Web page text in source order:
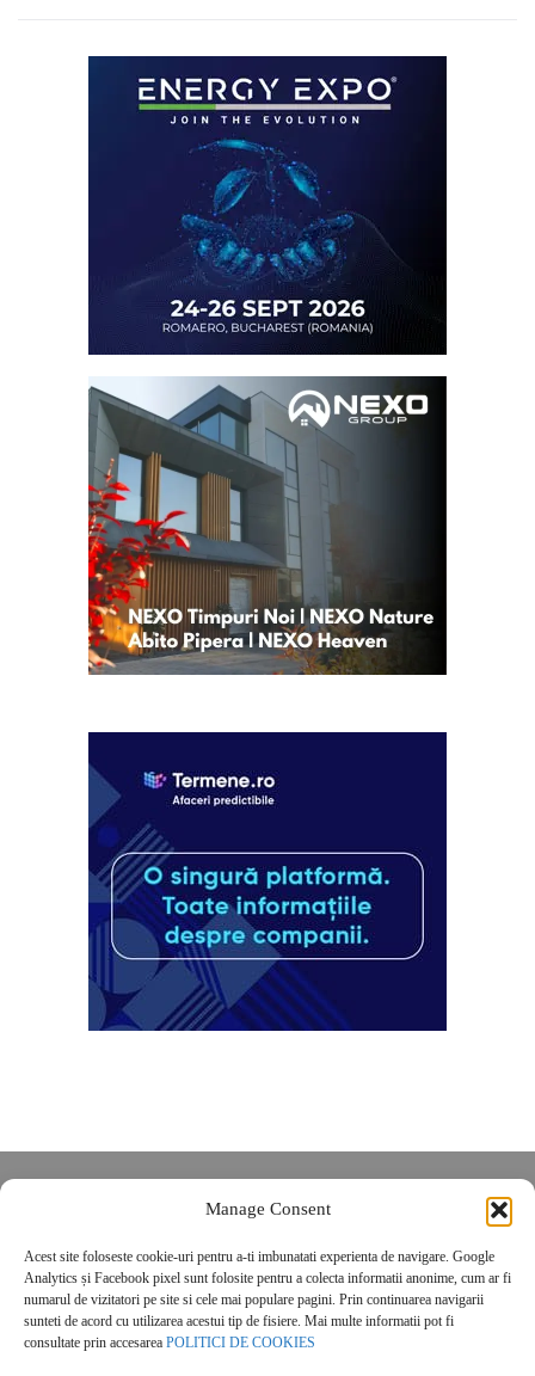
Manage Consent
Acest site foloseste cookie-uri pentru a-ti imbunatati experienta de navigare. Google
Analytics și Facebook pixel sunt folosite pentru a colecta informatii anonime, cum ar fi
numarul de vizitatori pe site si cele mai populare pagini. Prin continuarea navigarii
sunteti de acord cu utilizarea acestui tip de fisiere. Mai multe informatii pot fi
consultate prin accesarea POLITICI DE COOKIES
POLITICĂ DE CONFIDENȚIALITATE
Politica de cookies